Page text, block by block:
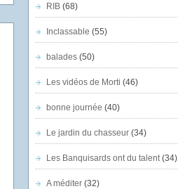
RIB(68)
Inclassable (55)
balades(50)
Les vidéos de Morti (46)
bonne journée (40)
Le jardin du chasseur(34)
Les Banquisards ont du talent(34)
A méditer(32)